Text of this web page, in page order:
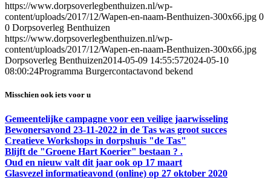
https://www.dorpsoverlegbenthuizen.nl/wp-
content/uploads/2017/12/Wapen-en-naam-Benthuizen-300x66.jpg 0
0 Dorpsoverleg Benthuizen
https://www.dorpsoverlegbenthuizen.nl/wp-
content/uploads/2017/12/Wapen-en-naam-Benthuizen-300x66.jpg
Dorpsoverleg Benthuizen2014-05-09 14:55:572024-05-10
08:00:24Programma Burgercontactavond bekend
Misschien ook iets voor u
Gemeentelijke campagne voor een veilige jaarwisseling
Bewonersavond 23-11-2022 in de Tas was groot succes
Creatieve Workshops in dorpshuis "de Tas"
Blijft de "Groene Hart Koerier" bestaan ? .
Oud en nieuw valt dit jaar ook op 17 maart
Glasvezel informatieavond (online) op 27 oktober 2020